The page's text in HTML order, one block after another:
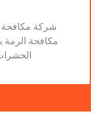
شركة